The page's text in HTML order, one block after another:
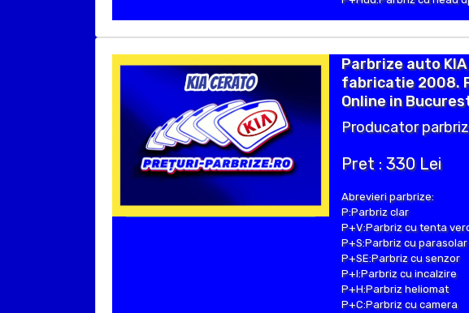
Parbrize auto KIA
fabricatie 2008.
Online in
Producator parbriz
Pret : 330 Lei
Abrevieri parbrize:
P:Parbriz clar
P+V:Parbriz cu tenta
P+S:Parbriz cu parasolar
P+SE:Parbriz cu senzor
P+I:Parbriz cu incalzire
P+H:Parbriz heliomat
P+C:Parbriz cu camera